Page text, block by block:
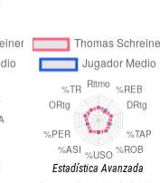
Estadística Avanzada